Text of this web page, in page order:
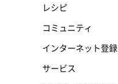
レシピ
コミュニティ
インターネット登録
サービス